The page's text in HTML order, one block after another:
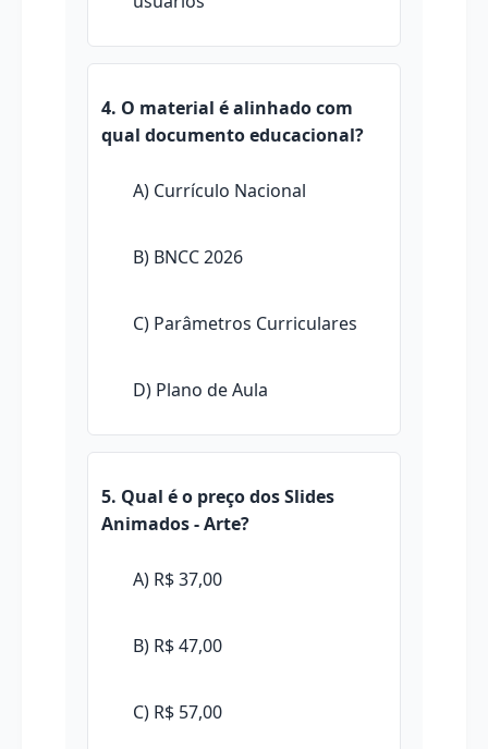
4. O material é alinhado com
qual documento educacional?
A) Currículo Nacional
B) BNCC 2026
C) Parâmetros Curriculares
D) Plano de Aula
5. Qual é o preço dos Slides
Animados - Arte?
A) R$ 37,00
B) R$ 47,00
C) R$ 57,00